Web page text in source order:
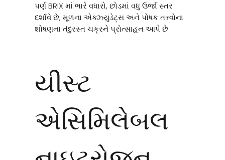
પર્ણ BRIX માં ભારે વધારો, છોડમાં વધુ ઉર્જા સ્તર
દર્શાવે છે, મૂળના એક્ઝ્યુડેટ્સ અને પોષક તત્ત્વોના
શોષણના તંદુરસ્ત ચક્રને પ્રોત્સાહન આપે છે.
યીસ્ટ
એસિમિલેબલ